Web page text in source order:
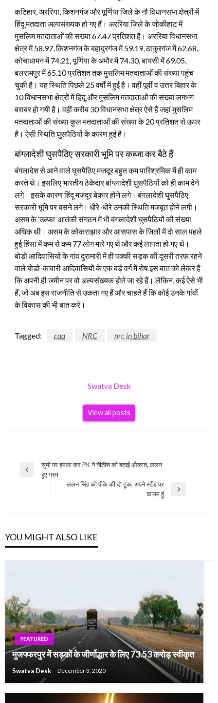
कटिहार, अररिया, किशनगंज और पूर्णिया जिले के नौ विधानसभा क्षेत्रों में
हिंदू मतदाता अल्पसंख्यक हो गए हैं। अररिया जिले के जोकीहाट में
मुसलिम मतदाताओं की सख्या 67.47 प्रतिशत है। अररिया विधानसभा
क्षेत्र में 58.97, किशनगंज के बहादुरगंज में 59.19, ठाकुरगंज में 62.68,
कोचाधामन में 74.21, पूर्णिया के अमौर में 74.30, बायसी में 69.05,
बलरामपुर में 65.10 प्रतिशत तक मुसलिम मतदाताओं की संख्या पहुंच
चुकी है। यह स्थिति पिछले 25 वर्षों में हुई है। वहीं पूर्वी व उत्तर बिहार के
10 विधानसभा क्षेत्रों में हिंदू और मुसलिम मतदाताओं की संख्या लगभग
बराबर हो गयी है। वहीं करीब 30 विधानसभा क्षेत्र ऐसे हैं जहां मुसलिम
मतदाताओं की संख्या कुल मतदाताओं की संख्या के 20 प्रतिशत से ऊपर
है। ऐसी स्थिति घुसपैठियों के कारण हुई है।
बांग्लादेशी घुसपैठिए सरकारी भूमि पर कब्जा कर बैठे हैं
बंगलादेश से आने वाले घुसपैठिए मजदूर बहुत कम पारिश्रमिक में ही काम
करते थे। इसलिए भारतीय ठेकेदार बांग्लादेशी घुसपैठियों को ही काम देने
लगे। इसके कारण हिंदू मजदूर बेकार होने लगे। बंगलादेशी घुसपैठिए
सरकारी भूमि पर बसने लगे। धीरे-धीरे उनकी स्थिति मजबूत होने लगी।
असम के ‘उल्फा’ आतंकी संगठन में भी बंगलादेशी घुसपैठियों की संख्या
अधिक थी। असम के कोकराझार और आसपास के जिलों में दो साल पहले
हुई हिंसा में कम से कम 77 लोग मारे गए थे और कई लापता हो गए थे।
बोडो आदिवासियों के गांव दुरामारी में ही पक्की सड़क की दूसरी तरफ रहने
वाले बोडो-कचारी आदिवासियों के एक बड़े वर्ग में रोष इस बात को लेकर है
कि अपनी ही जमीन पर वो अल्पसंख्यक होते जा रहे हैं। लेकिन, कई ऐसे भी
हैं, जो अब इस राजनीति से उकता गए हैं और चाहते हैं कि कोई उनके गांवों
के विकास की भी बात करे।
Tagged: caa NRC nrc in bihar
Swatva Desk
View all posts
Post
navigation
Previous
सुमो पर हमला कर PK ने नीतीश को बताई औकात, ललन
हुए गरम
ललन सिंह को पीके की दो टूक, अपने स्टैंड पर
कायम हूं
YOU MIGHT ALSO LIKE
FEATURED
मुजफ्फरपुर में सड़कों के जीर्णोद्धार के लिए 73.53 करोड़ स्वीकृत
Swatva Desk December 3, 2020